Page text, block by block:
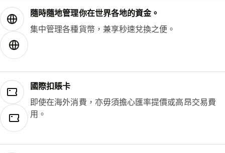
隨時隨地管理你在世界各地的資金。
集中管理各種貨幣，兼享秒速兌換之便。
國際扣賬卡
即使在海外消費，亦毋須擔心匯率提價或高昂交易費
用。